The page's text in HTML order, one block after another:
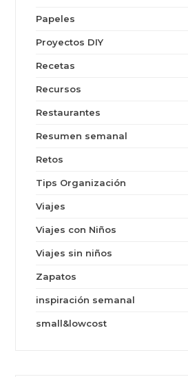
Papeles
Proyectos DIY
Recetas
Recursos
Restaurantes
Resumen semanal
Retos
Tips Organización
Viajes
Viajes con Niños
Viajes sin niños
Zapatos
inspiración semanal
small&lowcost